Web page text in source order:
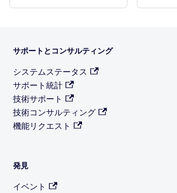
サポートとコンサルティング
システムステータス
サポート統計
技術サポート
技術コンサルティング
機能リクエスト
発見
イベント